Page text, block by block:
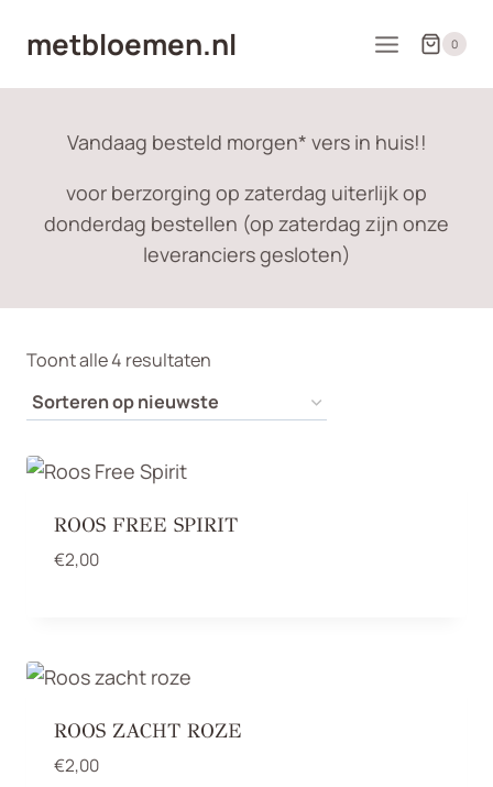
naarmetbloemen.nl 0
Vandaag besteld morgen* vers in huis!!
voor berzorging op zaterdag uiterlijk op
donderdag bestellen (op zaterdag zijn onze
leveranciers gesloten)
Toont alle 4 resultaten
nieuwste
ROOS FREE SPIRIT
€2,00
ROOS ZACHT ROZE
€2,00